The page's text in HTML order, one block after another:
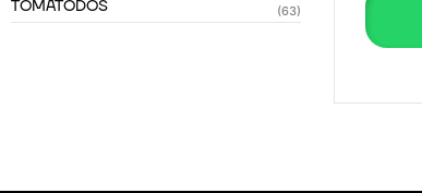
TOMATODOS (63)